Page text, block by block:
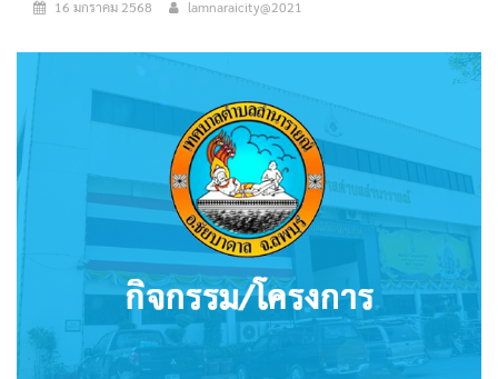
16 มกราคม 2568 lamnaraicity@2021